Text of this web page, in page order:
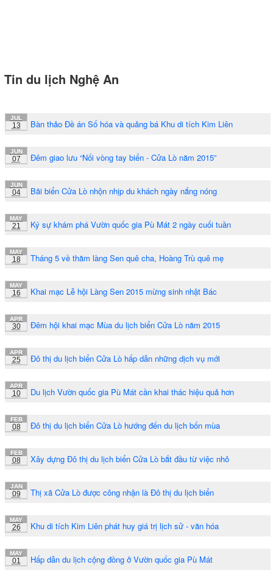
Tin du lịch Nghệ An
JUL
13 Bàn thảo Đề án Số hóa và quảng bá Khu di tích Kim Liên
JUN
07 Đêm giao lưu “Nối vòng tay biển - Cửa Lò năm 2015”
JUN
04 Bãi biển Cửa Lò nhộn nhịp du khách ngày nắng nóng
MAY
21 Ký sự khám phá Vườn quốc gia Pù Mát 2 ngày cuối tuần
MAY
18 Tháng 5 về thăm làng Sen quê cha, Hoàng Trù quê mẹ
MAY
16 Khai mạc Lễ hội Làng Sen 2015 mừng sinh nhật Bác
APR
30 Đêm hội khai mạc Mùa du lịch biển Cửa Lò năm 2015
APR
25 Đô thị du lịch biển Cửa Lò hấp dẫn những dịch vụ mới
APR
10 Du lịch Vườn quốc gia Pù Mát cần khai thác hiệu quả hơn
FEB
08 Đô thị du lịch biển Cửa Lò hướng đến du lịch bốn mùa
FEB
08 Xây dựng Đô thị du lịch biển Cửa Lò bắt đầu từ việc nhỏ
JAN
09 Thị xã Cửa Lò được công nhận là Đô thị du lịch biển
MAY
26 Khu di tích Kim Liên phát huy giá trị lịch sử - văn hóa
MAY
01 Hấp dẫn du lịch cộng đồng ở Vườn quốc gia Pù Mát